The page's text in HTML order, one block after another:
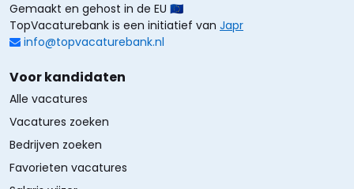
Gemaakt en gehost in de EU 🇪🇺
TopVacaturebank is een initiatief van Japr
info@topvacaturebank.nl
Voor kandidaten
Alle vacatures
Vacatures zoeken
Bedrijven zoeken
Favorieten vacatures